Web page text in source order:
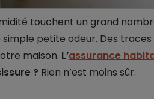
touchent un grand
simple petite odeur. Des
maison. L’assurance
? Rien n’est moins sûr.